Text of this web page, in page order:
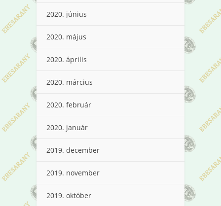
2020. június
2020. május
2020. április
2020. március
2020. február
2020. január
2019. december
2019. november
2019. október